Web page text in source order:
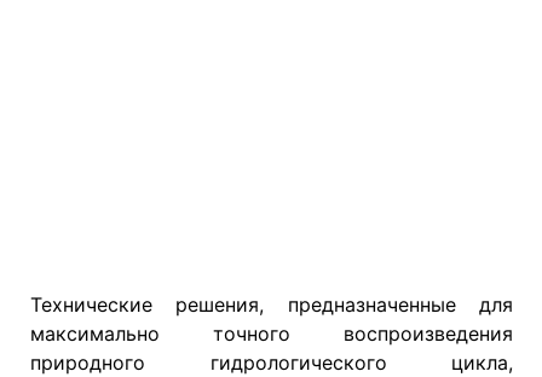
Технические решения, предназначенные для
максимально точного воспроизведения
природного гидрологического цикла,